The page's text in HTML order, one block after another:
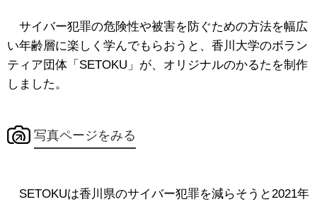
サイバー犯罪の危険性や被害を防ぐための方法を幅広
い年齢層に楽しく学んでもらおうと、香川大学のボラン
ティア団体「SETOKU」が、オリジナルのかるたを制作
しました。
写真ページをみる
SETOKUは香川県のサイバー犯罪を減らそうと2021年